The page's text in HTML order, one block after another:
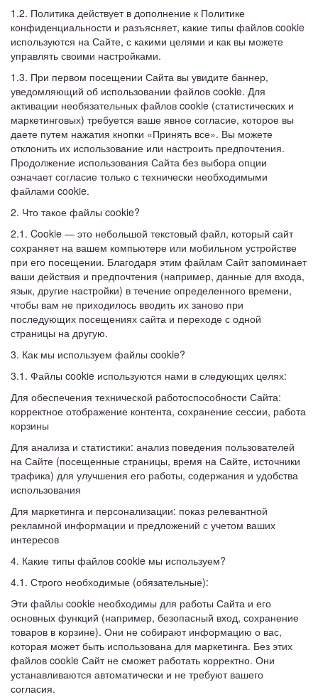
1.2. Политика действует в дополнение к Политике
конфиденциальности и разъясняет, какие типы файлов cookie
используются на Сайте, с какими целями и как вы можете
управлять своими настройками.
1.3. При первом посещении Сайта вы увидите баннер,
уведомляющий об использовании файлов cookie. Для
активации необязательных файлов cookie (статистических и
маркетинговых) требуется ваше явное согласие, которое вы
даете путем нажатия кнопки «Принять все». Вы можете
отклонить их использование или настроить предпочтения.
Продолжение использования Сайта без выбора опции
означает согласие только с технически необходимыми
файлами cookie.
2. Что такое файлы cookie?
2.1. Cookie — это небольшой текстовый файл, который сайт
сохраняет на вашем компьютере или мобильном устройстве
при его посещении. Благодаря этим файлам Сайт запоминает
ваши действия и предпочтения (например, данные для входа,
язык, другие настройки) в течение определенного времени,
чтобы вам не приходилось вводить их заново при
последующих посещениях сайта и переходе с одной
страницы на другую.
3. Как мы используем файлы cookie?
3.1. Файлы cookie используются нами в следующих целях:
Для обеспечения технической работоспособности Сайта:
корректное отображение контента, сохранение сессии, работа
корзины
Для анализа и статистики: анализ поведения пользователей
на Сайте (посещенные страницы, время на Сайте, источники
трафика) для улучшения его работы, содержания и удобства
использования
Для маркетинга и персонализации: показ релевантной
рекламной информации и предложений с учетом ваших
интересов
4. Какие типы файлов cookie мы используем?
4.1. Строго необходимые (обязательные):
Эти файлы cookie необходимы для работы Сайта и его
основных функций (например, безопасный вход, сохранение
товаров в корзине). Они не собирают информацию о вас,
которая может быть использована для маркетинга. Без этих
файлов cookie Сайт не сможет работать корректно. Они
устанавливаются автоматически и не требуют вашего
согласия.